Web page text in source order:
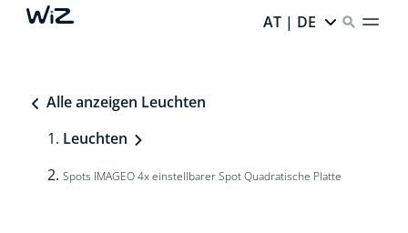
AT | DE
Alle anzeigen Leuchten
Leuchten
Spots IMAGEO 4x einstellbarer Spot Quadratische Platte